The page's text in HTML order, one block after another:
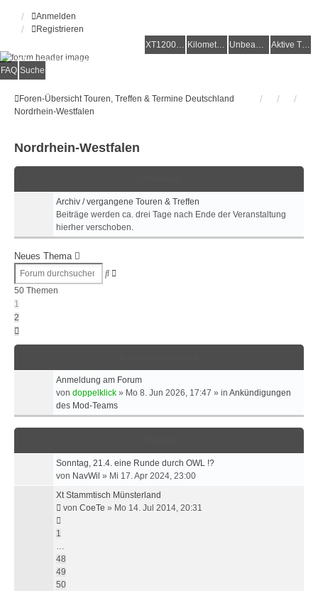
Anmelden
Registrieren
XT1200Z-Wiki
Kilometerstatistik Unbeantwortete Themen Aktive Themen
Alles rund um die Yamaha XT1200Z Super Ténéré
FAQ Suche
Foren-Übersicht Touren, Treffen & Termine Deutschland
Nordrhein-Westfalen
Nordrhein-Westfalen
Archiv / vergangene Touren & Treffen
Beiträge werden ca. drei Tage nach Ende der Veranstaltung
hierher verschoben.
Neues Thema
Suche
50 Themen
1
2
Anmeldung am Forum
von doppelklick » Mo 8. Jun 2026, 17:47 » in Ankündigungen
des Mod-Teams
Sonntag, 21.4. eine Runde durch OWL !?
von NavWil » Mi 17. Apr 2024, 23:00
Xt Stammtisch Münsterland
von CoeTe » Mo 14. Jul 2014, 20:31
1
…
48
49
50